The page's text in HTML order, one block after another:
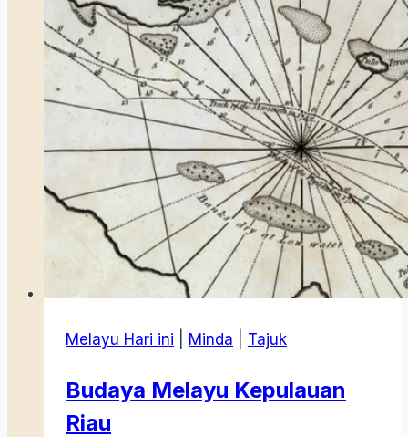
Melayu Hari ini Minda Tajuk
Budaya Melayu Kepulauan
Riau